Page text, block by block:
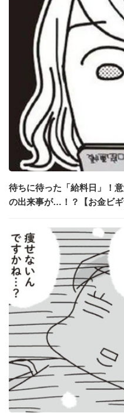
待ちに待った「給料日」！
の出来事が…！？【お金ビギ